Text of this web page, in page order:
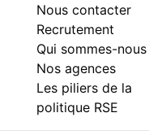
Nous contacter
Recrutement
Qui sommes-nous
Nos agences
Les piliers de la
politique RSE